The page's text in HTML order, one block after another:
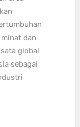
dan
global
sebagai